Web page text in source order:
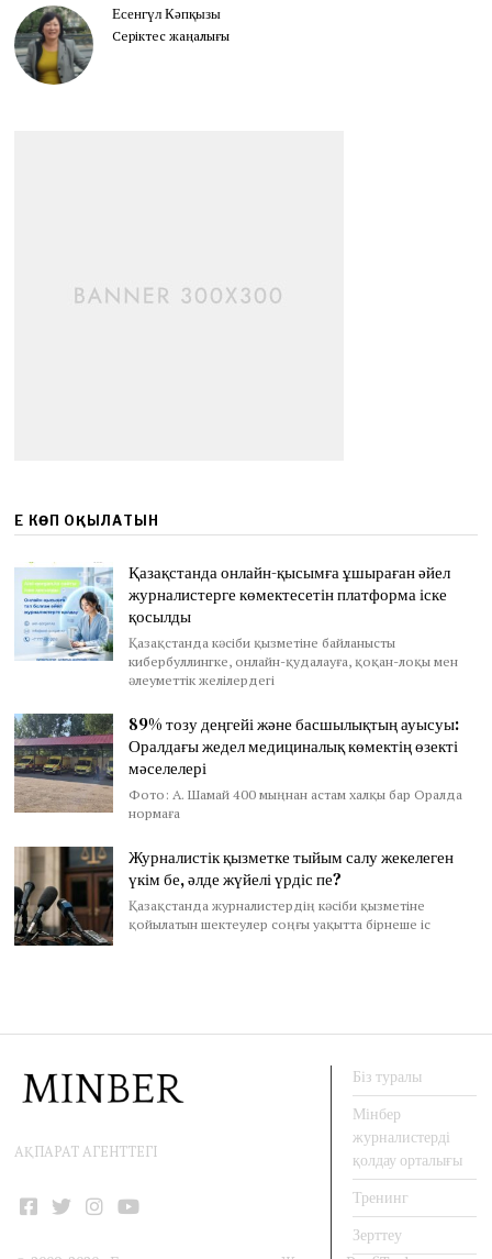
Есенгүл Кәпқызы
Серіктес жаңалығы
ЕҢ КӨП ОҚЫЛАТЫН
Қазақстанда онлайн-қысымға ұшыраған әйел
журналистерге көмектесетін платформа іске
қосылды
Қазақстанда кәсіби қызметіне байланысты
кибербуллингке, онлайн-қудалауға, қоқан-лоқы мен
әлеуметтік желілердегі
89% тозу деңгейі және басшылықтың ауысуы:
Оралдағы жедел медициналық көмектің өзекті
мәселелері
Фото: А. Шамай 400 мыңнан астам халқы бар Оралда
нормаға
Журналистік қызметке тыйым салу жекелеген
үкім бе, әлде жүйелі үрдіс пе?
Қазақстанда журналистердің кәсіби қызметіне
қойылатын шектеулер соңғы уақытта бірнеше іс
АҚПАРАТ АГЕНТТЕГІ
Біз туралы
Мінбер
журналистерді
қолдау орталығы
Тренинг
Зерттеу